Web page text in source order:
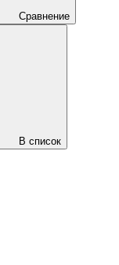
Сравнение
В список